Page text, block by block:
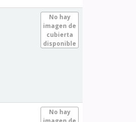
No hay
imagen de
cubierta
disponible
No hay
imagen de